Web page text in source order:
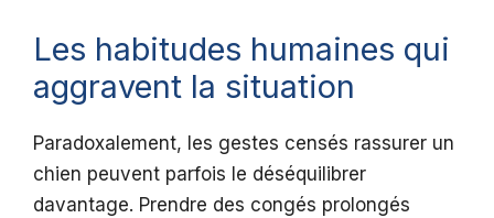
Les habitudes humaines qui
aggravent la situation
Paradoxalement, les gestes censés rassurer un
chien peuvent parfois le déséquilibrer
davantage. Prendre des congés prolongés